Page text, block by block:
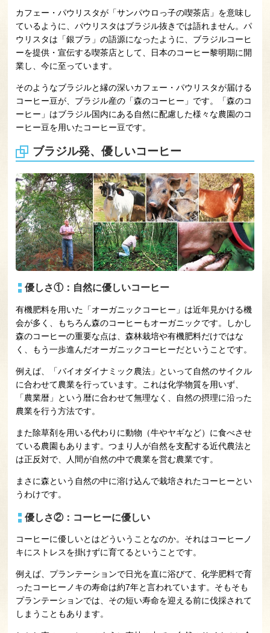
カフェー・パウリスタが「サンパウロっ子の喫茶店」を意味し
ているように、パウリスタはブラジル抜きでは語れません。パ
ウリスタは「銀ブラ」の語源になったように、ブラジルコーヒ
ーを提供・宣伝する喫茶店として、日本のコーヒー黎明期に開
業し、今に至っています。
そのようなブラジルと縁の深いカフェー・パウリスタが届ける
コーヒー豆が、ブラジル産の「森のコーヒー」です。「森のコ
ーヒー」はブラジル国内にある自然に配慮した様々な農園のコ
ーヒー豆を用いたコーヒー豆です。
ブラジル発、優しいコーヒー
優しさ①：自然に優しいコーヒー
有機肥料を用いた「オーガニックコーヒー」は近年見かける機
会が多く、もちろん森のコーヒーもオーガニックです。しかし
森のコーヒーの重要な点は、森林栽培や有機肥料だけではな
く、もう一歩進んだオーガニックコーヒーだということです。
例えば、「バイオダイナミック農法」といって自然のサイクル
に合わせて農業を行っています。これは化学物質を用いず、
「農業暦」という暦に合わせて無理なく、自然の摂理に沿った
農業を行う方法です。
また除草剤を用いる代わりに動物（牛やヤギなど）に食べさせ
ている農園もあります。つまり人が自然を支配する近代農法と
は正反対で、人間が自然の中で農業を営む農業です。
まさに森という自然の中に溶け込んで栽培されたコーヒーとい
うわけです。
優しさ②：コーヒーに優しい
コーヒーに優しいとはどういうことなのか。それはコーヒーノ
キにストレスを掛けずに育てるということです。
例えば、プランテーションで日光を直に浴びて、化学肥料で育
ったコーヒーノキの寿命は約7年と言われています。そもそも
プランテーションでは、その短い寿命を迎える前に伐採されて
しまうこともあります。